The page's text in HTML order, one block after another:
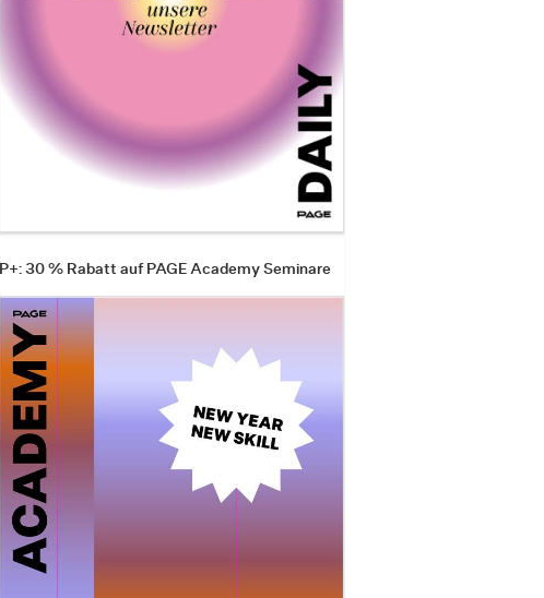
P+: 30 % Rabatt auf PAGE Academy Seminare